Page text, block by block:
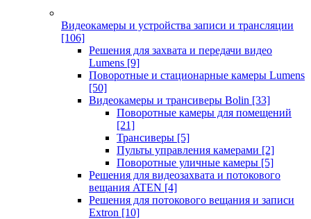
Видеокамеры и устройства записи и трансляции
[106]
Решения для захвата и передачи видео
Lumens [9]
Поворотные и стационарные камеры Lumens
[50]
Видеокамеры и трансиверы Bolin [33]
Поворотные камеры для помещений
[21]
Трансиверы [5]
Пульты управления камерами [2]
Поворотные уличные камеры [5]
Решения для видеозахвата и потокового
вещания ATEN [4]
Решения для потокового вещания и записи
Extron [10]